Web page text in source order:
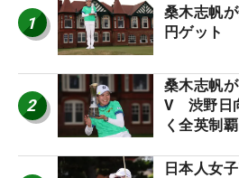
1
桑木志帆
円ゲット
2
桑木志帆
V 渋野日
く全英制覇
日本人女